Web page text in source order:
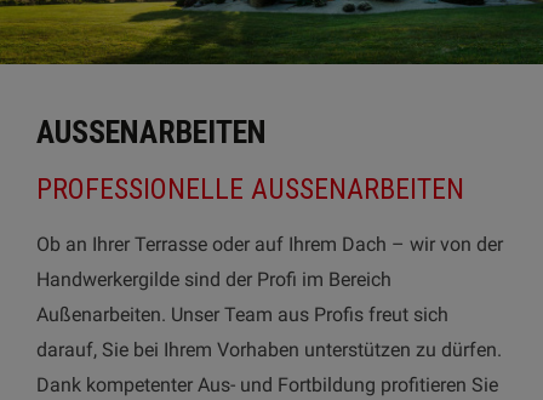
AUSSENARBEITEN
PROFESSIONELLE AUSSENARBEITEN
Ob an Ihrer Terrasse oder auf Ihrem Dach – wir von der
Handwerkergilde sind der Profi im Bereich
Außenarbeiten. Unser Team aus Profis freut sich
darauf, Sie bei Ihrem Vorhaben unterstützen zu dürfen.
Dank kompetenter Aus- und Fortbildung profitieren Sie